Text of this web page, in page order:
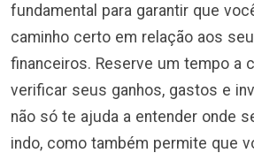
fundamental para garantir que
caminho certo em relação aos
financeiros. Reserve um tempo a
verificar seus ganhos, gastos e
não só te ajuda a entender onde
indo, como também permite que